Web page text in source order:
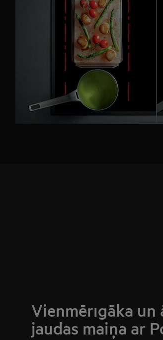
Vienmērīgāka un
jaudas maiņa ar